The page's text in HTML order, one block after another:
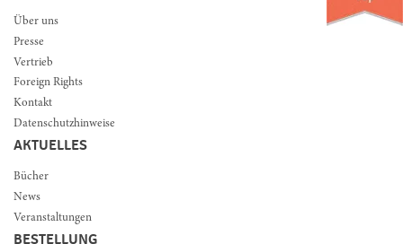
Über uns
Presse
Vertrieb
Foreign Rights
Kontakt
Datenschutzhinweise
AKTUELLES
Bücher
News
Veranstaltungen
BESTELLUNG